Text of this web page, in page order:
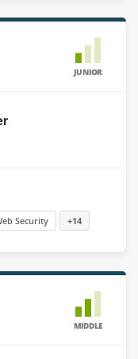
JUNIOR
Security +14
MIDDLE